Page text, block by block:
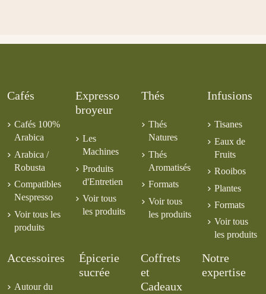
5,50 €
Juicea
Guatemala
Colombie
Cafés
Cafés 100%
Arabica
Arabica /
Robusta
Compatibles
Nespresso
Voir tous les
produits
Expresso
broyeur
Les
Machines
Produits
d'Entretien
Voir tous
les produits
Thés
Thés
Natures
Thés
Aromatisés
Formats
Voir tous
les produits
Infusions
Tisanes
Eaux de
Fruits
Rooibos
Plantes
Formats
Voir tous
les produits
Accessoires
Autour du
Épicerie
sucrée
Coffrets
et
Cadeaux
Notre
expertise